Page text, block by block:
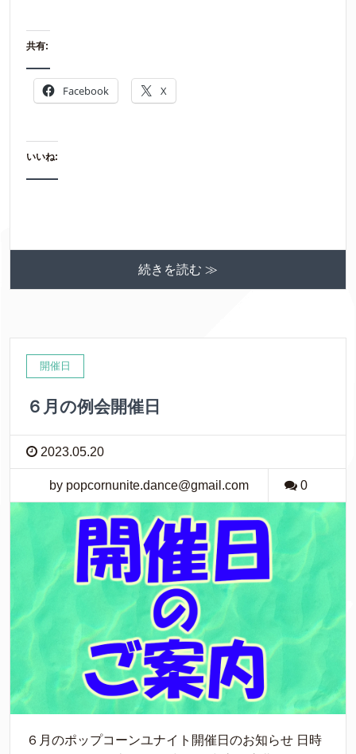
共有:
Facebook X
いいね:
続きを読む ≫
開催日
６月の例会開催日
2023.05.20
by popcornunite.dance@gmail.com 0
６月のポップコーンユナイト開催日のお知らせ 日時